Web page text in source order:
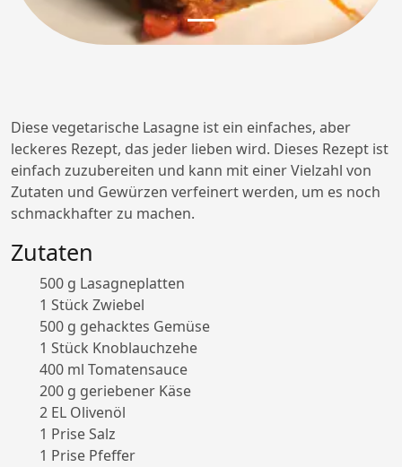
Diese vegetarische Lasagne ist ein einfaches, aber
leckeres Rezept, das jeder lieben wird. Dieses Rezept ist
einfach zuzubereiten und kann mit einer Vielzahl von
Zutaten und Gewürzen verfeinert werden, um es noch
schmackhafter zu machen.
Zutaten
500 g Lasagneplatten
1 Stück Zwiebel
500 g gehacktes Gemüse
1 Stück Knoblauchzehe
400 ml Tomatensauce
200 g geriebener Käse
2 EL Olivenöl
1 Prise Salz
1 Prise Pfeffer